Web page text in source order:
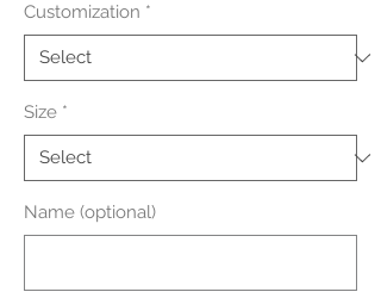
Customization *
Size *
Name (optional)